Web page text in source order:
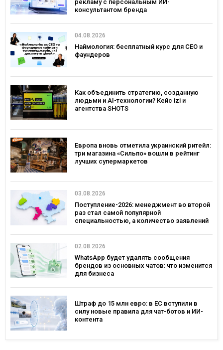
рекламу с персональным ИИ-
консультантом бренда
04.08.2026
Наймология: бесплатный курс для CEO и
фаундеров
Как объединить стратегию, созданную
людьми и AI-технологии? Кейс izi и
агентства SHOTS
Европа вновь отметила украинский ритейл:
три магазина «Сильпо» вошли в рейтинг
лучших супермаркетов
03.08.2026
Поступление-2026: менеджмент во второй
раз стал самой популярной
специальностью, а количество заявлений
02.08.2026
WhatsApp будет удалять сообщения
брендов из основных чатов: что изменится
для бизнеса
Штраф до 15 млн евро: в ЕС вступили в
силу новые правила для чат-ботов и ИИ-
контента